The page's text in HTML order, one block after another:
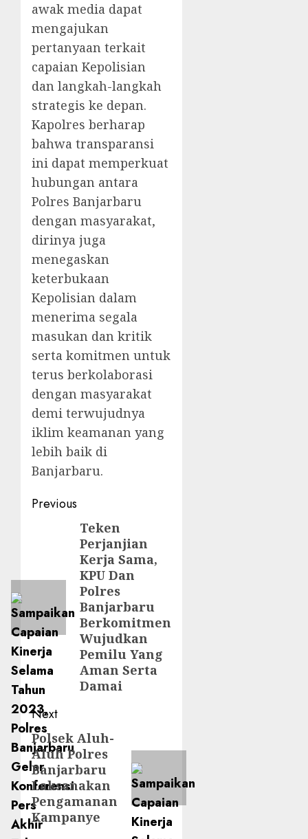
awak media dapat
mengajukan
pertanyaan terkait
capaian Kepolisian
dan langkah-langkah
strategis ke depan.
Kapolres berharap
bahwa transparansi
ini dapat memperkuat
hubungan antara
Polres Banjarbaru
dengan masyarakat,
dirinya juga
menegaskan
keterbukaan
Kepolisian dalam
menerima segala
masukan dan kritik
serta komitmen untuk
terus berkolaborasi
dengan masyarakat
demi terwujudnya
iklim keamanan yang
lebih baik di
Banjarbaru.
Previous
Teken
Perjanjian
Kerja Sama,
KPU Dan
Polres
Banjarbaru
Berkomitmen
Wujudkan
Pemilu Yang
Aman Serta
Damai
Next
Polsek Aluh-
Aluh Polres
Banjarbaru
Laksanakan
Pengamanan
Kampanye